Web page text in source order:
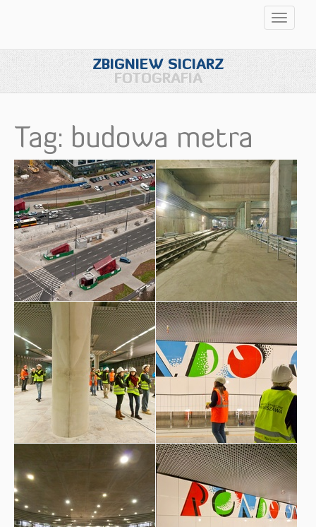
ZBIGNIEW SICIARZ
FOTOGRAFIA
Tag: budowa metra